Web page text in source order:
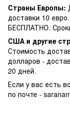
Страны Европы:
доставки 10
БЕСПЛАТНО.
США и другие
Стоимость
долларов -
20 дней.
Если у вас есть
по почте -